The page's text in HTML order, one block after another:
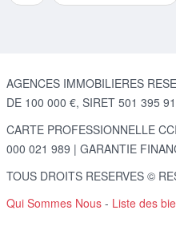
AGENCES IMMOBILIERES
DE 100 000 €, SIRET 501 395
CARTE PROFESSIONNELLE
000 021 989 | GARANTIE
TOUS DROITS RESERVES ©
Qui Sommes Nous - Liste des